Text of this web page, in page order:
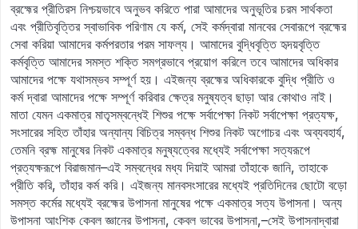
ব্রহ্মের প্রীতিরস নিশ্চয়ভাবে অনুভব করিতে পারা আমাদের অনুভূতির চরম সার্থকতা
এবং প্রীতিবৃত্তির স্বাভাবিক পরিণাম যে কর্ম, সেই কর্মদ্বারা মানবের সেবারূপে ব্রহ্মের
সেবা করিয়া আমাদের কর্মপরতার পরম সাফল্য। আমাদের বুদ্ধিবৃত্তি হৃদয়বৃত্তি
কর্মবৃত্তি আমাদের সমস্ত শক্তি সমগ্রভাবে প্রয়োগ করিলে তবে আমাদের অধিকার
আমাদের পক্ষে যথাসম্ভব সম্পূর্ণ হয়। এইজন্য ব্রহ্মের অধিকারকে বুদ্ধি প্রীতি ও
কর্ম দ্বারা আমাদের পক্ষে সম্পূর্ণ করিবার ক্ষেত্র মনুষ্যত্ব ছাড়া আর কোথাও নাই।
মাতা যেমন একমাত্র মাতৃসম্বন্ধেই শিশুর পক্ষে সর্বাপেক্ষা নিকট সর্বাপেক্ষা প্রত্যক্ষ,
সংসারের সহিত তাঁহার অন্যান্য বিচিত্র সম্বন্ধ শিশুর নিকট অগোচর এবং অব্যবহার্য,
তেমনি ব্রহ্ম মানুষের নিকট একমাত্র মনুষ্যত্বের মধ্যেই সর্বাপেক্ষা সত্যরূপে
প্রত্যক্ষরূপে বিরাজমান–এই সম্বন্ধের মধ্য দিয়াই আমরা তাঁহাকে জানি, তাহাকে
প্রীতি করি, তাঁহার কর্ম করি। এইজন্য মানবসংসারের মধ্যেই প্রতিদিনের ছোটো বড়ো
সমস্ত কর্মের মধ্যেই ব্রহ্মের উপাসনা মানুষের পক্ষে একমাত্র সত্য উপাসনা। অন্য
উপাসনা আংশিক কেবল জ্ঞানের উপাসনা, কেবল ভাবের উপাসনা,–সেই উপাসনাদ্বারা